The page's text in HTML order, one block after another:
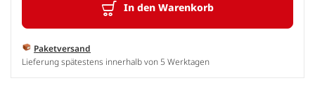
In den Warenkorb
Paketversand
Lieferung spätestens innerhalb von 5 Werktagen